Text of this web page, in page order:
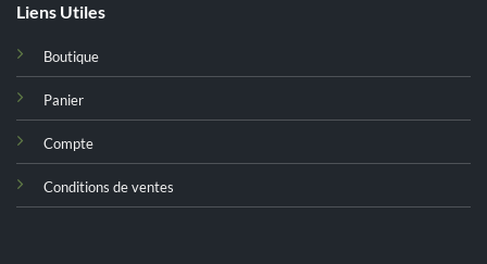
Liens Utiles
Boutique
Panier
Compte
Conditions de ventes